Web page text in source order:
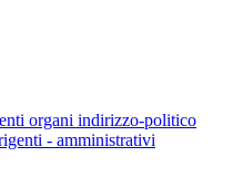
organi indirizzo-politico
- amministrativi